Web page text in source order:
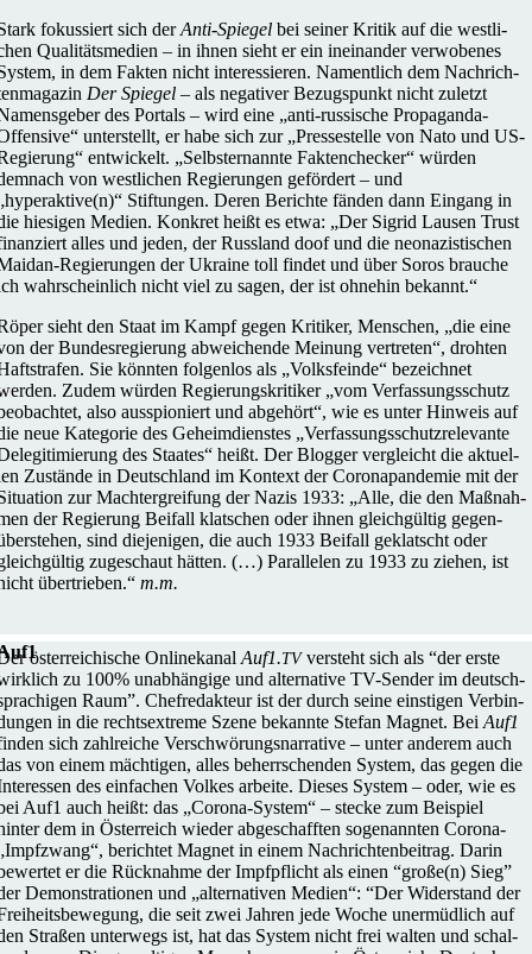
fokus­siert sich derAnti-Spiegel bei seiner Kritik auf die west­li­
Qua­li­täts­me­dien – in ihnen sieht er ein inein­an­der ver­wo­be­nes
in dem Fakten nicht inter­es­sie­ren. Nament­lich dem Nach­rich­
Der Spiegel – als nega­ti­ver Bezugs­punkt nicht zuletzt
des Portals – wird eine „anti-rus­­si­­sche Pro­­pa­­ganda-
unter­stellt, er habe sich zur „Pres­se­stelle von Nato und US-
ent­wi­ckelt. „Selbst­er­nannte Fak­ten­che­cker“ würden
von west­li­chen Regie­run­gen geför­dert – und
Stif­tun­gen. Deren Berichte fänden dann Eingang in
hie­si­gen Medien. Konkret heißt es etwa: „Der Sigrid Lausen Trust
alles und jeden, der Russ­land doof und die neo­na­zis­ti­schen
Regie­run­­gen der Ukraine toll findet und über Soros brauche
wahr­schein­lich nicht viel zu sagen, der ist ohnehin bekannt.“
sieht den Staat im Kampf gegen Kri­ti­ker, Men­schen, „die eine
der Bun­des­re­gie­rung abwei­chende Meinung ver­tre­ten“, drohten
Sie könnten fol­gen­los als „Volks­feinde“ bezeich­net
Zudem würden Regie­rungs­kri­ti­ker „vom Ver­fas­sungs­schutz
also aus­spio­niert und abge­hört“, wie es unter Hinweis auf
neue Kate­go­rie des Geheim­diens­tes „Ver­fas­sungs­schutz­re­le­vante
des Staates“ heißt. Der Blogger ver­gleicht die aktu­el­
Zustände in Deutsch­land im Kontext der Coro­na­pan­de­mie mit der
zur Macht­er­grei­fung der Nazis 1933: „Alle, die den Maß­nah­
der Regie­rung Beifall klat­schen oder ihnen gleich­gül­tig gegen­
sind die­je­ni­gen, die auch 1933 Beifall geklatscht oder
zuge­schaut hätten. (…) Par­al­le­len zu 1933 zu ziehen, ist
über­trie­ben.“ m.m.
öster­rei­chi­sche Online­ka­nal Auf1.TVver­steht sich als “der erste
zu 100% unab­hän­gige und alter­na­tive TV-Sender im deutsch­
Raum”. Chef­re­dak­teur ist der durch seine eins­ti­gen Ver­bin­
in die rechts­extreme Szene bekannte Stefan Magnet. Bei Auf1
sich zahl­rei­che Ver­schwö­rungs­nar­ra­tive – unter anderem auch
von einem mäch­ti­gen, alles beherr­schen­den System, das gegen die
des ein­fa­chen Volkes arbeite. Dieses System – oder, wie es
Auf1 auch heißt: das „Corona-System“ – stecke zum Bei­spiel
dem in Öster­reich wieder abge­schaff­ten soge­nann­ten Corona-
berich­tet Magnet in einem Nach­rich­ten­bei­trag. Darin
er die Rück­nahme der Impf­pflicht als einen “große(n) Sieg”
Demons­tra­tio­nen und „alter­na­ti­ven Medien“: “Der Wider­stand der
die seit zwei Jahren jede Woche uner­müd­lich auf
Straßen unter­wegs ist, hat das System nicht frei walten und schal­